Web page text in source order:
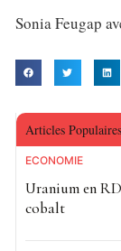
Sonia Feugap
Articles Populaires
ECONOMIE
Uranium en
cobalt